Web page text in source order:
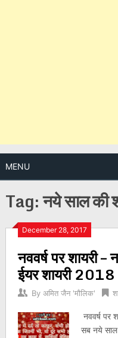
MENU
Tag:नये साल की
December 28, 2017
नववर्ष पर शायरी –
ईयर शायरी 2018
By अमित जैन 'मौलिक'
नववर्ष पर
सब नये साल
Posts
navigation